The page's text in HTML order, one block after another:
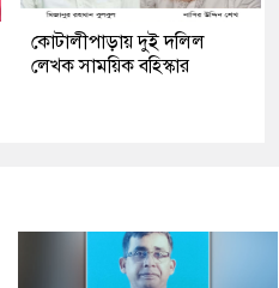
কোটালীপাড়ায় দুই দলিল
লেখক সাময়িক বহিস্কার